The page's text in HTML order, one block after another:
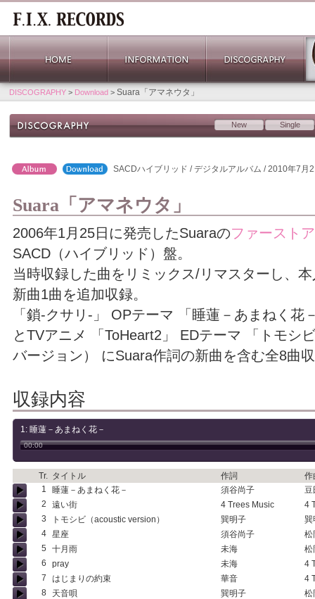
DISCOGRAPHY > Download > Suara「アマネウタ」
New Single
SACDハイブリッド / デジタルアルバム / 2010年7月
Suara「アマネウタ」
2006年1月25日に発売したSuaraのファースト
SACD（ハイブリッド）盤。
当時収録した曲をリミックス/リマスターし、
新曲1曲を追加収録。
「鎖-クサリ-」 OPテーマ 「睡蓮－あまねく花
とTVアニメ 「ToHeart2」 EDテーマ 「トモシ
バージョン） にSuara作詞の新曲を含む全8曲
収録内容
00:00
1: 睡蓮－あまねく花－
Tr. タイトル 作詞
作
1
睡蓮－あまねく花－ 須谷尚子
豆
2
遠い街 4 Trees Music
4
3
トモシビ（acoustic version） 巽明子
巽
4 星座 須谷尚子
松
5
十月雨 未海
松
6
pray 未海
4
7
はじまりの約束 華音
4
8
天音唄 巽明子 松